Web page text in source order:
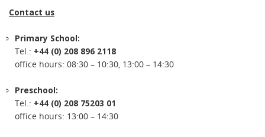
Contact us
Primary School:
Tel.: +44 (0) 208 896 2118
office hours: 08:30 – 10:30, 13:00 – 14:30
Preschool:
Tel.: +44 (0) 208 75203 01
office hours: 13:00 – 14:30